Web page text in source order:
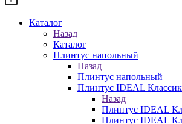
Каталог
Назад
Каталог
Плинтус напольный
Назад
Плинтус напольный
Плинтус IDEAL
Назад
Плинтус IDEAL
Плинтус IDEAL